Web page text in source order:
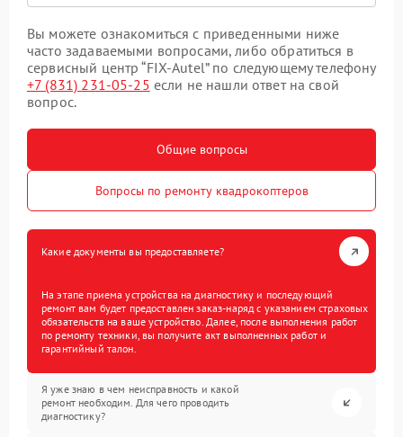
Вы можете ознакомиться с приведенными ниже
часто задаваемыми вопросами, либо обратиться в
сервисный центр “FIX-Autel” по следующему телефону
+7 (831) 231-05-25 если не нашли ответ на свой
вопрос.
Общие вопросы
Вопросы по ремонту квадрокоптеров
Какие документы вы предоставляете?
На этапе приема устройства на диагностику и последующий
ремонт вам будет предоставлен заказ-наряд с указанием страховых
обязательств на ваше устройство. Далее, после выполнения работ
по ремонту техники, вы получите акт выполненных работ и
гарантийный талон.
Я уже знаю в чем неисправность и какой
ремонт необходим. Для чего проводить
диагностику?